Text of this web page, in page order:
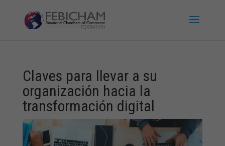
Claves para llevar a su
organización hacia la
transformación digital